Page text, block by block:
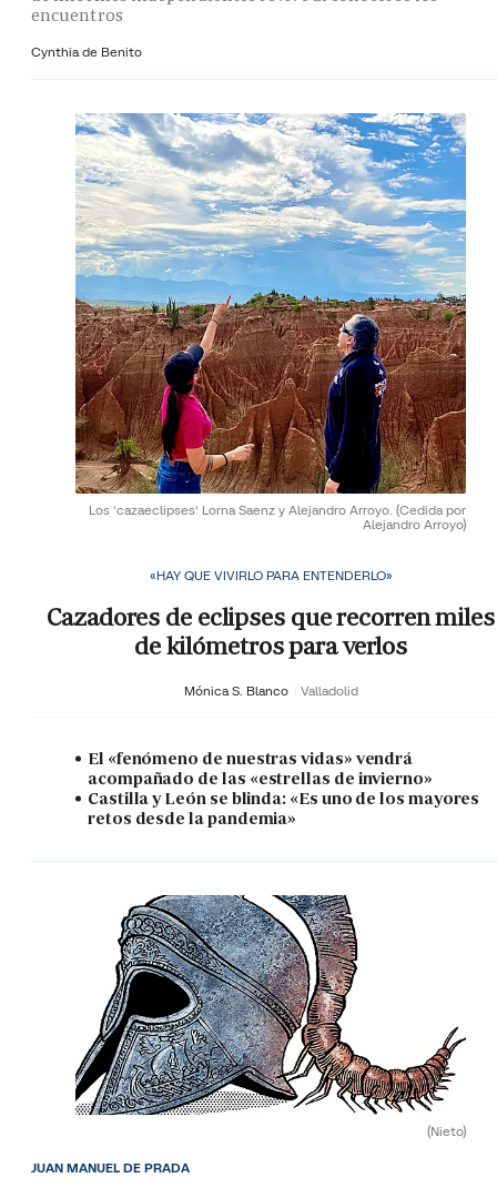
encuentros
Cynthia de Benito
Los 'cazaeclipses' Lorna Saenz y Alejandro Arroyo. (Cedida por
Alejandro Arroyo)
«HAY QUE VIVIRLO PARA ENTENDERLO»
Cazadores de eclipses que recorren miles
de kilómetros para verlos
Mónica S. Blanco Valladolid
El «fenómeno de nuestras vidas» vendrá
acompañado de las «estrellas de invierno»
Castilla y León se blinda: «Es uno de los mayores
retos desde la pandemia»
(Nieto)
JUAN MANUEL DE PRADA